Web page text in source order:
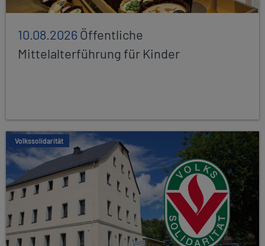
10.08.2026Öffentliche
Mittelalterführung für Kinder
Volkssolidarität